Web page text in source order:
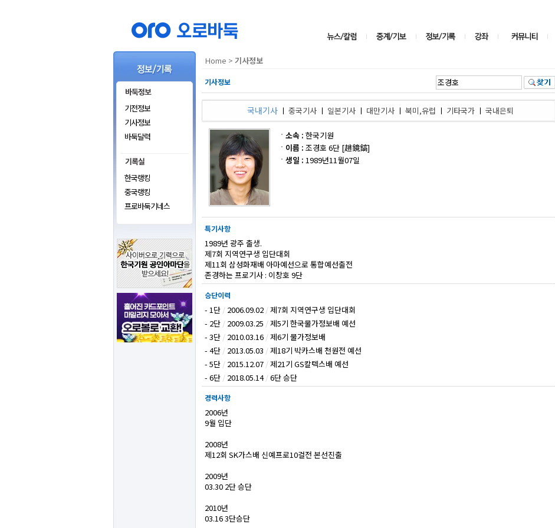
기전정보
기사정보
바둑달력
한국랭킹
중국랭킹
프로바둑기네스
Home > 기사정보
기사정보
국내기사ㅣ 중국기사ㅣ 일본기사ㅣ 대만기사ㅣ 북미,유럽 ㅣ 기타국가ㅣ 국내은퇴
소속 : 한국기원
이름 : 조경호 6단 [趙鏡鎬]
생일 : 1989년11월07일
특기사항
1989년 광주 출생.
제7회 지역연구생 입단대회
제11회 삼성화재배 아마예선으로 통합예선출전
존경하는 프로기사 : 이창호 9단
승단이력
- 1단 / 2006.09.02 /제7회 지역연구생 입단대회
- 2단 / 2009.03.25 /제5기 한국물가정보배 예선
- 3단 / 2010.03.16 /제6기 물가정보배
- 4단 / 2013.05.03 /제18기 박카스배 천원전 예선
- 5단 / 2015.12.07 /제21기 GS칼텍스배 예선
- 6단 / 2018.05.14/6단 승단
경력사항
2006년
9월 입단
2008년
제12회 SK가스배 신예프로10걸전 본선진출
2009년
03.30 2단 승단
2010년
03.16 3단승단